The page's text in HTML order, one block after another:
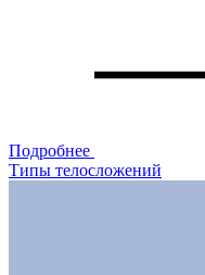
Подробнее
Типы телосложений